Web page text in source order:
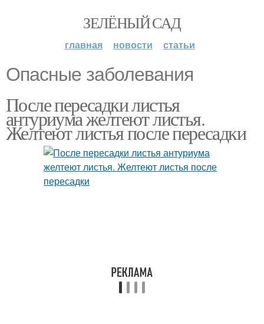
ЗЕЛЁНЫЙ САД
главная новости статьи
Опасные заболевания
После пересадки листья
антуриума желтеют листья.
Желтеют листья после пересадки